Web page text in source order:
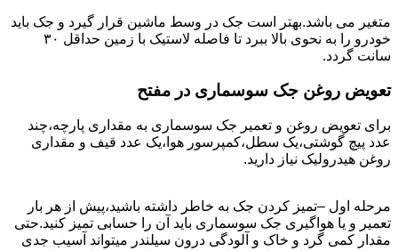
متغیر می باشد.بهتر است جک در وسط ماشین قرار گیرد و جک باید
خودرو را به نحوی بالا ببرد تا فاصله لاستیک با زمین حداقل ۳۰
سانت گردد.
تعویض روغن جک سوسماری در مفتح
برای تعویض روغن و تعمیر جک سوسماری به مقداری پارچه،چند
عدد پیچ گوشتی،یک سطل،کمپرسور هوا،یک عدد قیف و مقداری
روغن هیدرولیک نیاز دارید.
مرحله اول –تمیز کردن جک به خاطر داشته باشید،پیش از هر بار
تعمیر و یا هواگیری جک سوسماری باید آن را حسابی تمیز کنید.حتی
مقدار کمی گرد و خاک و آلودگی درون سیلندر میتواند آسیب جدی